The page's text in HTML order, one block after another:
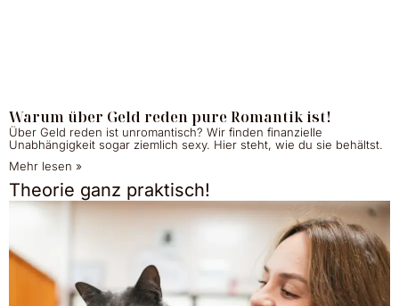
Warum über Geld reden pure Romantik ist!
Über Geld reden ist unromantisch? Wir finden finanzielle
Unabhängigkeit sogar ziemlich sexy. Hier steht, wie du sie behältst.
Mehr lesen »
Theorie ganz praktisch!